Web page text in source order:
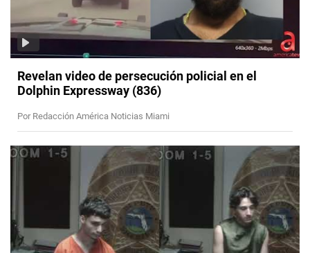
Revelan video de persecución policial en el
Dolphin Expressway (836)
Por Redacción América Noticias Miami